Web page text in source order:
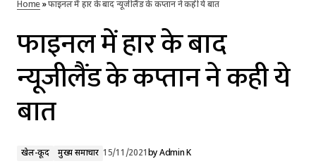
Home»फाइनल में हार के बाद न्यूजीलैंड के कप्तान ने कही ये बात
फाइनल में हार के बाद
न्यूजीलैंड के कप्तान ने कही ये
बात
खेल-कूद मुख्य समाचार 15/11/2021byAdmin K